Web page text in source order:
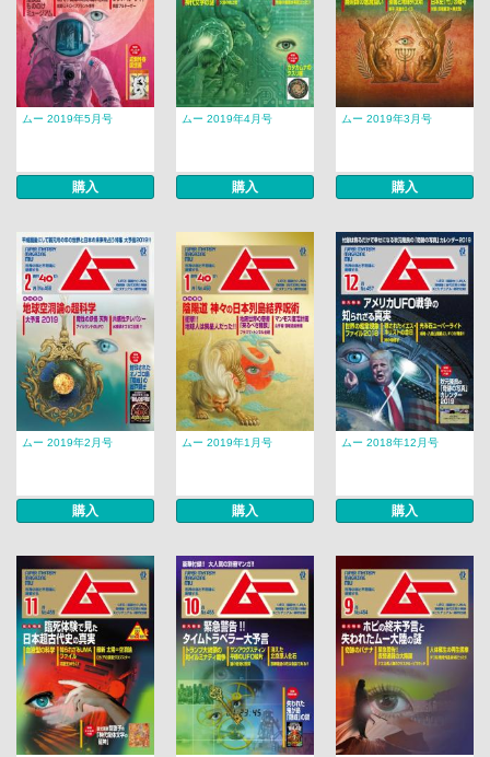
ムー 2019年5月号
購入
ムー 2019年4月号
購入
ムー 2019年3月号
購入
ムー 2019年2月号
購入
ムー 2019年1月号
購入
ムー 2018年12月号
購入